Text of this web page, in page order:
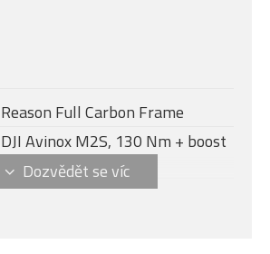
Reason Full Carbon Frame
DJI Avinox M2S, 130 Nm + boost
- 150 Nm (1300 W)
S